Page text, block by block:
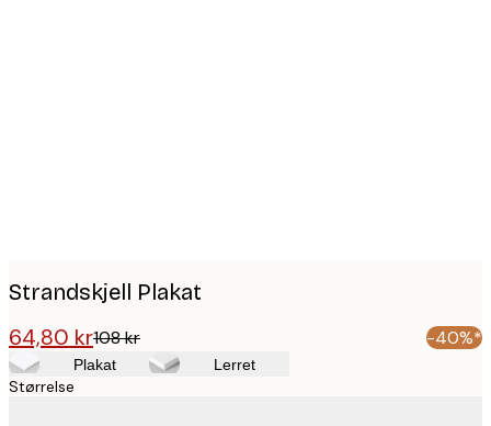
Strandskjell Plakat
64,80 kr108 kr -40%*
Plakat Lerret
Størrelse